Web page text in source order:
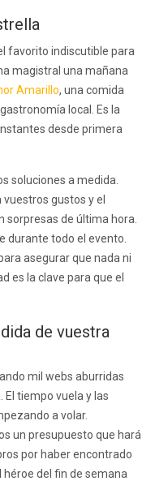
favorito indiscutible para
magistral una mañana
Amarillo, una comida
local. Es la
desde primera
soluciones a medida.
gustos y el
sorpresas de última hora.
durante todo el evento.
asegurar que nada ni
es la clave para que el
de vuestra
mil webs aburridas
tiempo vuela y las
a volar.
un presupuesto que hará
por haber encontrado
del fin de semana